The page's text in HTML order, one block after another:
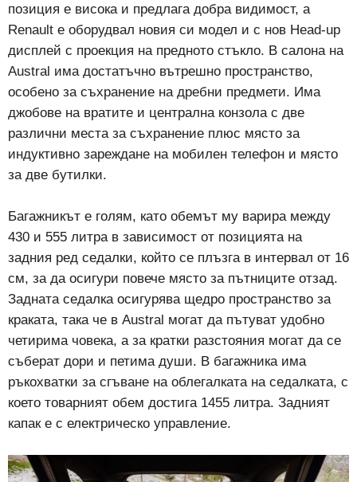
позиция е висока и предлага добра видимост, а
Renault е оборудвал новия си модел и с нов Head-up
дисплей с проекция на предното стъкло. В салона на
Austral има достатъчно вътрешно пространство,
особено за съхранение на дребни предмети. Има
джобове на вратите и централна конзола с две
различни места за съхранение плюс място за
индуктивно зареждане на мобилен телефон и място
за две бутилки.
Багажникът е голям, като обемът му варира между
430 и 555 литра в зависимост от позицията на
задния ред седалки, който се плъзга в интервал от 16
см, за да осигури повече място за пътниците отзад.
Задната седалка осигурява щедро пространство за
краката, така че в Austral могат да пътуват удобно
четирима човека, а за кратки разстояния могат да се
съберат дори и петима души. В багажника има
ръкохватки за сгъване на облегалката на седалката, с
което товарният обем достига 1455 литра. Задният
капак е с електрическо управление.